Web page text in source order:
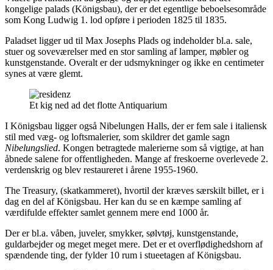
kongelige palads (Königsbau), der er det egentlige beboelsesområde
som Kong Ludwig 1. lod opføre i perioden 1825 til 1835.
Paladset ligger ud til Max Josephs Plads og indeholder bl.a. sale,
stuer og soveværelser med en stor samling af lamper, møbler og
kunstgenstande. Overalt er der udsmykninger og ikke en centimeter
synes at være glemt.
Et kig ned ad det flotte Antiquarium
I Königsbau ligger også Nibelungen Halls, der er fem sale i italiensk
stil med væg- og loftsmalerier, som skildrer det gamle sagn
Nibelungslied. Kongen betragtede malerierne som så vigtige, at han
åbnede salene for offentligheden. Mange af freskoerne overlevede 2.
verdenskrig og blev restaureret i årene 1955-1960.
The Treasury, (skatkammeret), hvortil der kræves særskilt billet, er i
dag en del af Königsbau. Her kan du se en kæmpe samling af
værdifulde effekter samlet gennem mere end 1000 år.
Der er bl.a. våben, juveler, smykker, sølvtøj, kunstgenstande,
guldarbejder og meget meget mere. Det er et overflødighedshorn af
spændende ting, der fylder 10 rum i stueetagen af Königsbau.